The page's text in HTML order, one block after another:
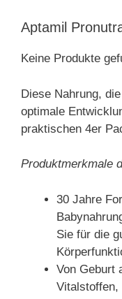
Aptamil
Keine Produkte
Diese Nahrung,
optimale
praktischen 4er
Produktmerkmale
30 Jahre
Sie für die
Von Geburt
Vitalstoffen,